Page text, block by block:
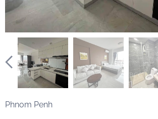
Phnom Penh